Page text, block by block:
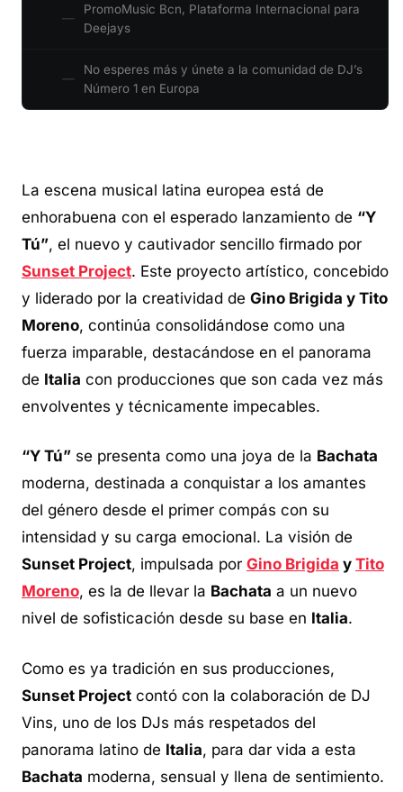
PromoMusic Bcn, Plataforma Internacional para
Deejays
No esperes más y únete a la comunidad de DJ’s
Número 1 en Europa
La escena musical latina europea está de
enhorabuena con el esperado lanzamiento de “Y
Tú”, el nuevo y cautivador sencillo firmado por
Sunset Project. Este proyecto artístico, concebido
y liderado por la creatividad de Gino Brigida y Tito
Moreno, continúa consolidándose como una
fuerza imparable, destacándose en el panorama
de Italia con producciones que son cada vez más
envolventes y técnicamente impecables.
“Y Tú” se presenta como una joya de la Bachata
moderna, destinada a conquistar a los amantes
del género desde el primer compás con su
intensidad y su carga emocional. La visión de
Sunset Project, impulsada por Gino Brigida y Tito
Moreno, es la de llevar la Bachata a un nuevo
nivel de sofisticación desde su base en Italia.
Como es ya tradición en sus producciones,
Sunset Project contó con la colaboración de DJ
Vins, uno de los DJs más respetados del
panorama latino de Italia, para dar vida a esta
Bachata moderna, sensual y llena de sentimiento.